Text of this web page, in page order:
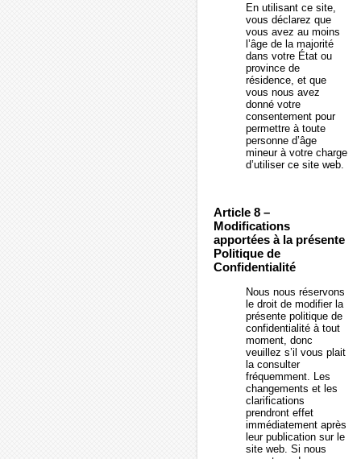
En utilisant ce site,
vous déclarez que
vous avez au moins
l’âge de la majorité
dans votre État ou
province de
résidence, et que
vous nous avez
donné votre
consentement pour
permettre à toute
personne d’âge
mineur à votre charge
d’utiliser ce site web.
Article 8 –
Modifications
apportées à la présente
Politique de
Confidentialité
Nous nous réservons
le droit de modifier la
présente politique de
confidentialité à tout
moment, donc
veuillez s’il vous plait
la consulter
fréquemment. Les
changements et les
clarifications
prendront effet
immédiatement après
leur publication sur le
site web. Si nous